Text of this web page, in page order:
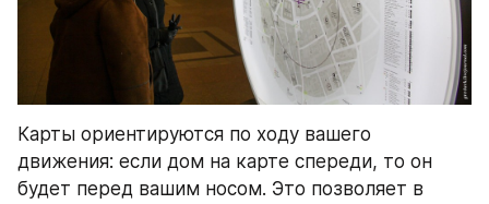
Карты ориентируются по ходу вашего
движения: если дом на карте спереди, то он
будет перед вашим носом. Это позволяет в